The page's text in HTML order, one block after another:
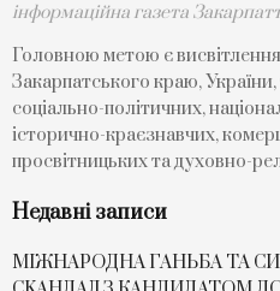
інформаційна газета
Головною метою є
Закарпатського краю, України,
соціально-політичних,
історично-краєзнавчих,
просвітницьких та духовно-
Недавні записи
МІЖНАРОДНА ГАНЬБА ТА